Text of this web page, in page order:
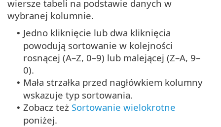
wiersze tabeli na podstawie danych w
wybranej kolumnie.
• Jedno kliknięcie lub dwa kliknięcia
powodują sortowanie w kolejności
rosnącej (A–Z, 0–9) lub malejącej (Z–A, 9–
0).
• Mała strzałka przed nagłówkiem kolumny
wskazuje typ sortowania.
• Zobacz też Sortowanie wielokrotne
poniżej.